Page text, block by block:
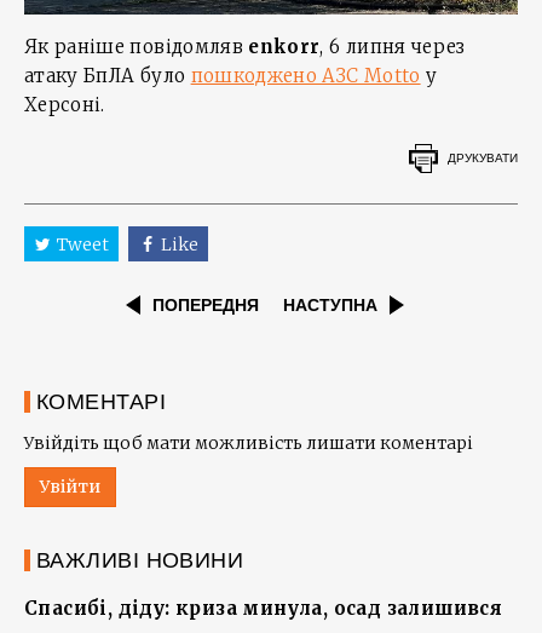
Як раніше повідомляв enkorr, 6 липня через
атаку БпЛА було пошкоджено АЗС Motto у
Херсоні.
ДРУКУВАТИ
Tweet Like
ПОПЕРЕДНЯ НАСТУПНА
КОМЕНТАРІ
Увійдіть щоб мати можливість лишати коментарі
Увійти
ВАЖЛИВІ НОВИНИ
Спасибі, діду: криза минула, осад залишився